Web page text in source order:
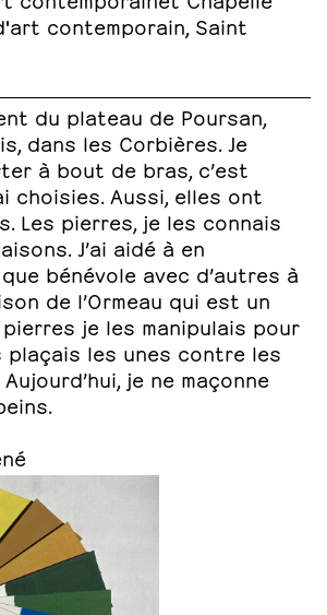
contemporain, Saint
du plateau de Poursan,
dans les Corbières. Je
à bout de bras, c’est
choisies. Aussi, elles ont
Les pierres, je les connais
J’ai aidé à en
bénévole avec d’autres à
de l’Ormeau qui est un
je les manipulais pour
les unes contre les
je ne maçonne